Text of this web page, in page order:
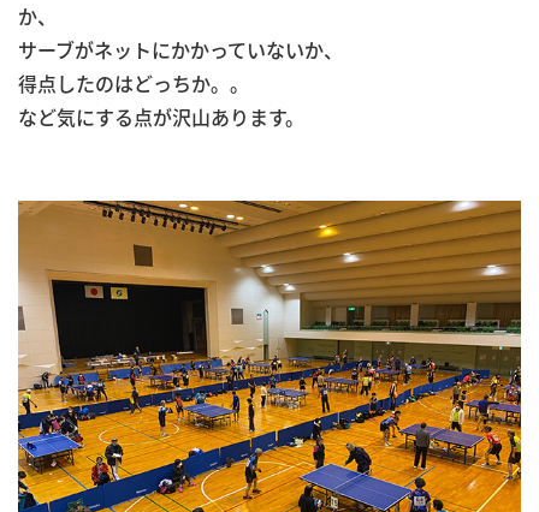
か、
サーブがネットにかかっていないか、
得点したのはどっちか。。
など気にする点が沢山あります。